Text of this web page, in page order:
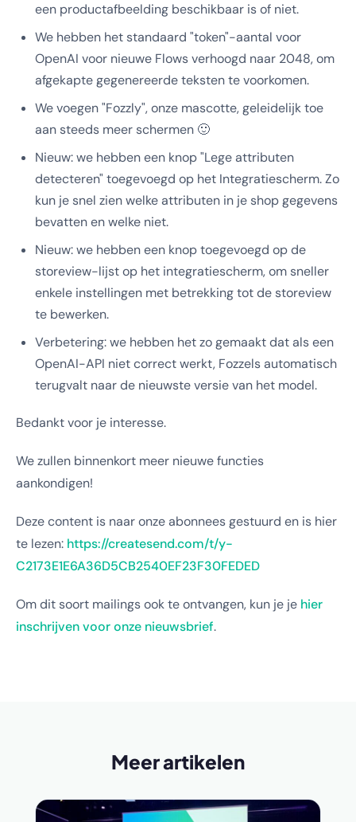
een productafbeelding beschikbaar is of niet.
We hebben het standaard "token"-aantal voor
OpenAI voor nieuwe Flows verhoogd naar 2048, om
afgekapte gegenereerde teksten te voorkomen.
We voegen "Fozzly", onze mascotte, geleidelijk toe
aan steeds meer schermen 🙂
Nieuw: we hebben een knop "Lege attributen
detecteren" toegevoegd op het Integratiescherm. Zo
kun je snel zien welke attributen in je shop gegevens
bevatten en welke niet.
Nieuw: we hebben een knop toegevoegd op de
storeview-lijst op het integratiescherm, om sneller
enkele instellingen met betrekking tot de storeview
te bewerken.
Verbetering: we hebben het zo gemaakt dat als een
OpenAI-API niet correct werkt, Fozzels automatisch
terugvalt naar de nieuwste versie van het model.
Bedankt voor je interesse.
We zullen binnenkort meer nieuwe functies
aankondigen!
Deze content is naar onze abonnees gestuurd en is hier
te lezen: https://createsend.com/t/y-
C2173E1E6A36D5CB2540EF23F30FEDED
Om dit soort mailings ook te ontvangen, kun je je hier
inschrijven voor onze nieuwsbrief.
Meer artikelen